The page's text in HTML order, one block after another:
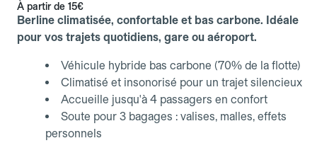
À partir de 15€
Berline climatisée, confortable et bas carbone. Idéale
pour vos trajets quotidiens, gare ou aéroport.
Véhicule hybride bas carbone (70% de la flotte)
Climatisé et insonorisé pour un trajet silencieux
Accueille jusqu'à 4 passagers en confort
Soute pour 3 bagages : valises, malles, effets
personnels